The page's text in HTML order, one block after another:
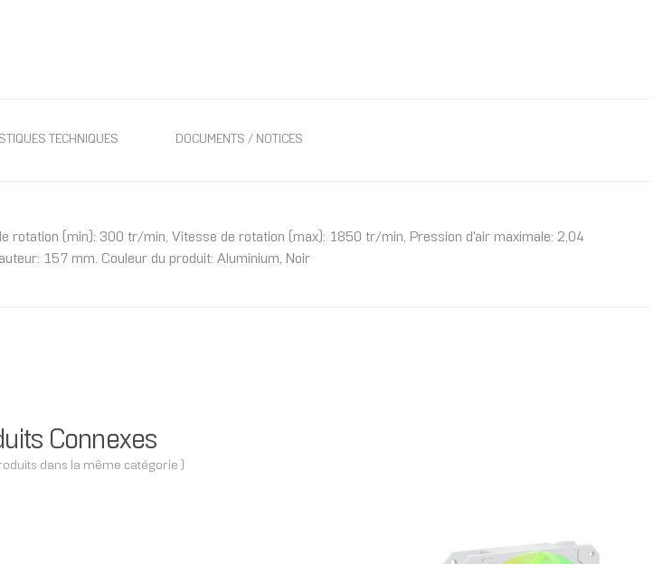
TECHNIQUES DOCUMENTS / NOTICES
rotation (min): 300 tr/min, Vitesse de rotation (max): 1850 tr/min, Pression d'air maximale: 2,04
157 mm. Couleur du produit: Aluminium, Noir
Connexes
dans la même catégorie )